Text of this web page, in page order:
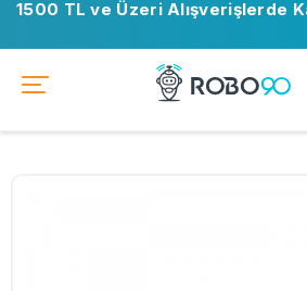
1500 TL ve Üzeri Alışverişlerde